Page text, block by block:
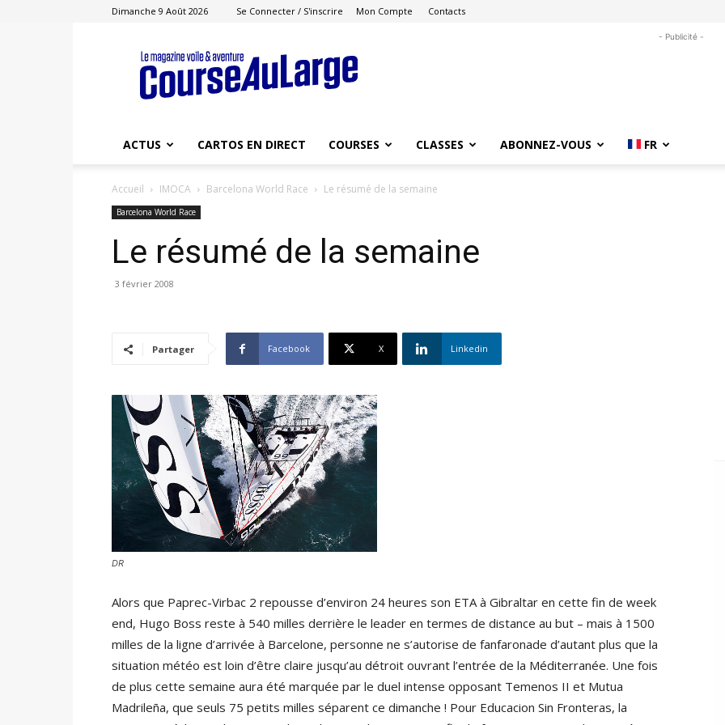
Dimanche 9 Août 2026 Se Connecter / S'inscrire Mon Compte Contacts
Course
au
Large
- Publicité -
ACTUS CARTOS EN DIRECT COURSES CLASSES ABONNEZ-VOUS FR
Accueil IMOCA Barcelona World Race Le résumé de la semaine
Barcelona World Race
Le résumé de la semaine
3 février 2008
Partager Facebook X Linkedin
DR
Alors que Paprec-Virbac 2 repousse d’environ 24 heures son ETA à Gibraltar en cette fin de week
end, Hugo Boss reste à 540 milles derrière le leader en termes de distance au but – mais à 1500
milles de la ligne d’arrivée à Barcelone, personne ne s’autorise de fanfaronade d’autant plus que la
situation météo est loin d’être claire jusqu’au détroit ouvrant l’entrée de la Méditerranée. Une fois
de plus cette semaine aura été marquée par le duel intense opposant Temenos II et Mutua
Madrileña, que seuls 75 petits milles séparent ce dimanche ! Pour Educacion Sin Fronteras, la